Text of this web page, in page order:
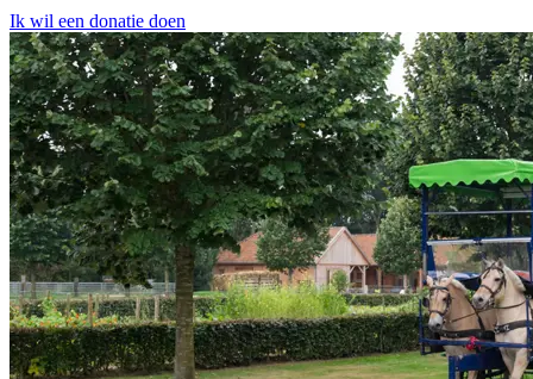
Ik wil een donatie doen